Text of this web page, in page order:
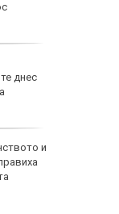
днес
и